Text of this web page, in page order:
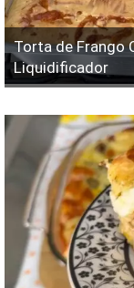
Torta de Frango
Liquidificador